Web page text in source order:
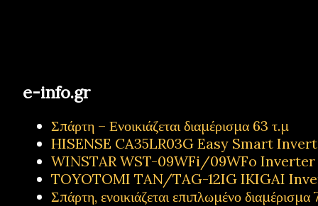
e-info.gr
Σπάρτη – Ενοικιάζεται διαμέρισμα 63 τ.μ
HISENSE CA35LR03G Easy Smart
WINSTAR WST-09WFi/09WFo Inverter
TOYOTOMI TAN/TAG-12IG IKIGAI
Σπάρτη, ενοικιάζεται επιπλωμένο διαμέρισμα